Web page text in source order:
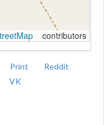
contributors
Print
Reddit
VK